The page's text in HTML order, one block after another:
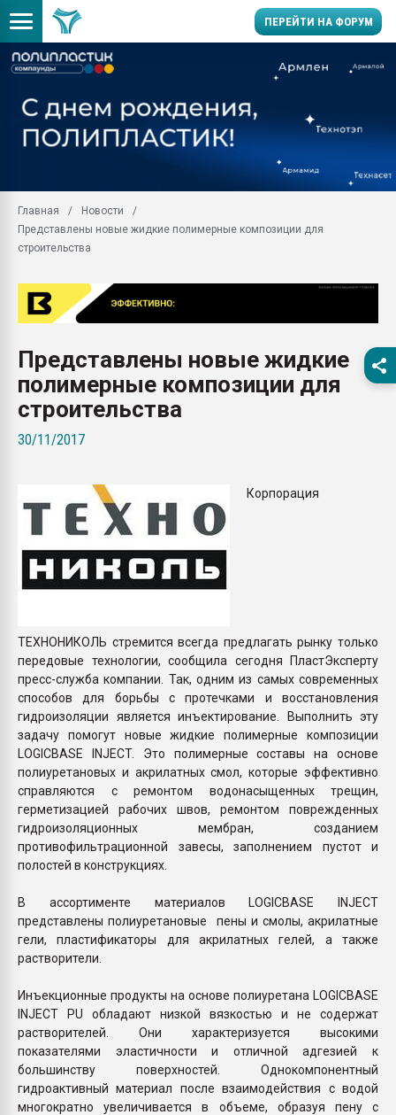
ПЕРЕЙТИ НА ФОРУМ
заводу пластмасс"
первый план в
28.07.2026
ситуацией на
Главная
Новости
Представлены новые жидкие полимерные композиции для
строительства
Представлены новые жидкие
полимерные композиции для
строительства
30/11/2017
Корпорация
ТЕХНОНИКОЛЬ стремится всегда предлагать рынку только
передовые технологии, сообщила сегодня ПластЭксперту
пресс-служба компании. Так, одним из самых современных
способов для борьбы с протечками и восстановления
гидроизоляции является инъектирование. Выполнить эту
задачу помогут новые жидкие полимерные композиции
LOGICBASE INJECT. Это полимерные составы на основе
полиуретановых и акрилатных смол, которые эффективно
справляются с ремонтом водонасыщенных трещин,
герметизацией рабочих швов, ремонтом поврежденных
гидроизоляционных мембран, созданием
противофильтрационной завесы, заполнением пустот и
полостей в конструкциях.
В ассортименте материалов LOGICBASE INJECT
представлены полиуретановые пены и смолы, акрилатные
гели, пластификаторы для акрилатных гелей, а также
растворители.
Инъекционные продукты на основе полиуретана LOGICBASE
INJECT PU обладают низкой вязкостью и не содержат
растворителей. Они характеризуется высокими
показателями эластичности и отличной адгезией к
большинству поверхностей. Однокомпонентный
гидроактивный материал после взаимодействия с водой
многократно увеличивается в объеме, образуя пену с